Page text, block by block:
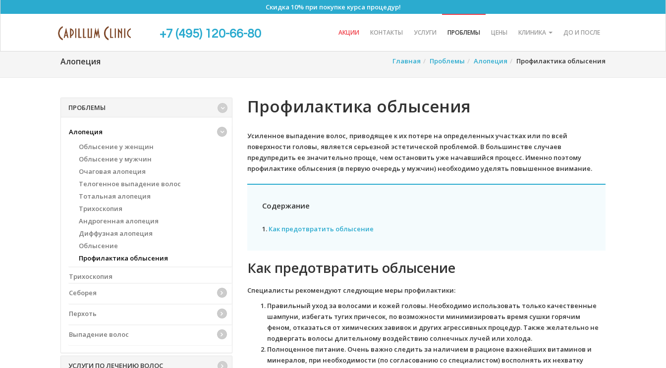
Скидка 10% при покупке курса процедур!
+7 (495) 120-66-80 АКЦИИ КОНТАКТЫ УСЛУГИ ПРОБЛЕМЫ ЦЕНЫ КЛИНИКА ДО И ПОСЛЕ
Алопеция Главная Проблемы Алопеция Профилактика облысения
ПРОБЛЕМЫ
Алопеция
Облысение у женщин
Облысение у мужчин
Очаговая алопеция
Телогенное выпадение волос
Тотальная алопеция
Трихоскопия
Андрогенная алопеция
Диффузная алопеция
Облысение
Профилактика облысения
Трихоскопия
Себорея
Себорейный дерматит
Сухая себорея
Перхоть
Жирная перхоть
Сухая перхоть
Выпадение волос
Выпадение волос у женщин
УСЛУГИ ПО ЛЕЧЕНИЮ ВОЛОС
Профилактика облысения
Усиленное выпадение волос, приводящее к их потере на определенных участках или по всей
поверхности головы, является серьезной эстетической проблемой. В большинстве случаев
предупредить ее значительно проще, чем остановить уже начавшийся процесс. Именно поэтому
профилактике облысения (в первую очередь у мужчин) необходимо уделять повышенное внимание.
Содержание
1. Как предотвратить облысение
Как предотвратить облысение
Специалисты рекомендуют следующие меры профилактики:
Правильный уход за волосами и кожей головы. Необходимо использовать только качественные
шампуни, избегать тугих причесок, по возможности минимизировать время сушки горячим
феном, отказаться от химических завивок и других агрессивных процедур. Также желательно не
подвергать волосы длительному воздействию солнечных лучей или холода.
Полноценное питание. Очень важно следить за наличием в рационе важнейших витаминов и
минералов, при необходимости (по согласованию со специалистом) восполнять их нехватку